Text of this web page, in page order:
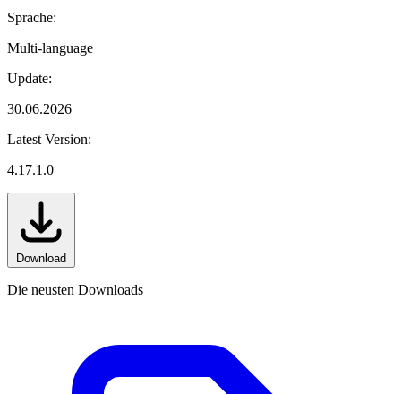
Sprache:
Multi-language
Update:
30.06.2026
Latest Version:
4.17.1.0
Download
Die neusten Downloads